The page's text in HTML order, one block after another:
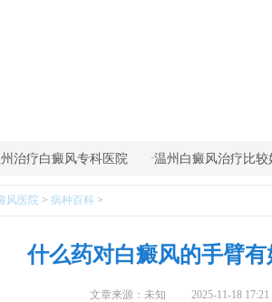
治疗白癜风专科医院 ·温州白癜风治疗比较
风医院 > 病种百科 >
什么药对白癜风的手臂有
文章来源：未知 2025-11-18 17:21